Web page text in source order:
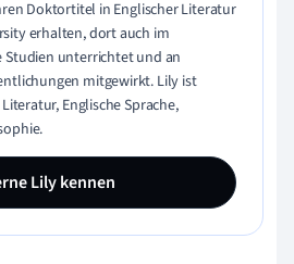
Doktortitel in Englischer Literatur
erhalten, dort auch im
Studien unterrichtet und an
mitgewirkt. Lily ist
Englische Sprache,
Lily kennen